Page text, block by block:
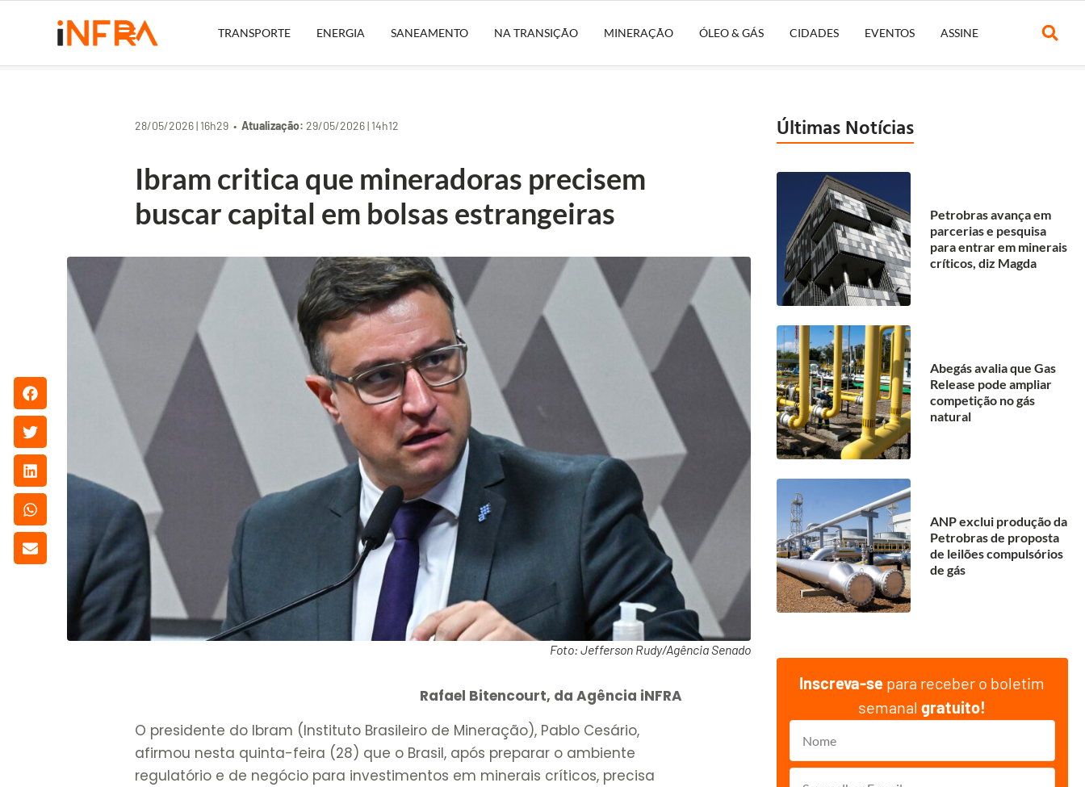
TRANSPORTE ENERGIA SANEAMENTO NA TRANSIÇÃO MINERAÇÃO ÓLEO & GÁS CIDADES EVENTOS ASSINE
28/05/2026 | 16h29 •Atualização: 29/05/2026 | 14h12
Ibram critica que mineradoras precisem
buscar capital em bolsas estrangeiras
Foto: Jefferson Rudy/Agência Senado
Rafael Bitencourt, da Agência iNFRA
O presidente do Ibram (Instituto Brasileiro de Mineração), Pablo Cesário,
afirmou nesta quinta-feira (28) que o Brasil, após preparar o ambiente
regulatório e de negócio para investimentos em minerais críticos, precisa
Últimas Notícias
Petrobras avança em
parcerias e pesquisa
para entrar em minerais
críticos, diz Magda
Abegás avalia que Gas
Release pode ampliar
competição no gás
natural
ANP exclui produção da
Petrobras de proposta
de leilões compulsórios
de gás
Inscreva-se para receber o boletim
semanalgratuito!